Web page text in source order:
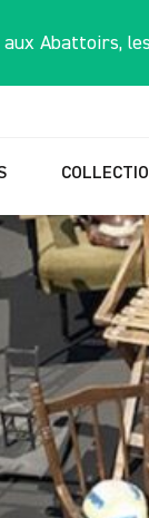
Abattoirs,